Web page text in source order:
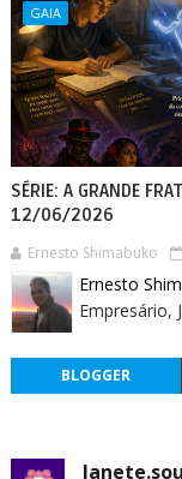
GAIA
SÉRIE: A GRANDE
12/06/2026
Ernesto Shimabuko
Ernesto
Empresário,
BLOGGER